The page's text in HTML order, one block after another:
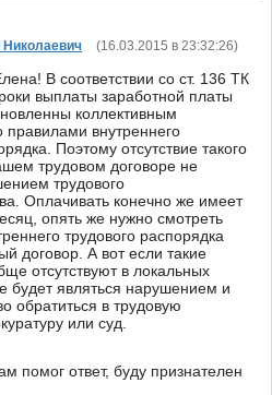
Николаевич (16.03.2015 в 23:32:26)
В соответствии со ст. 136 ТК
выплаты заработной платы
коллективным
правилами внутреннего
Поэтому отсутствие такого
трудовом договоре не
трудового
Оплачивать конечно же имеет
опять же нужно смотреть
трудового распорядка
договор. А вот если такие
отсутствуют в локальных
будет являться нарушением и
обратиться в трудовую
или суд.
помог ответ, буду признателен